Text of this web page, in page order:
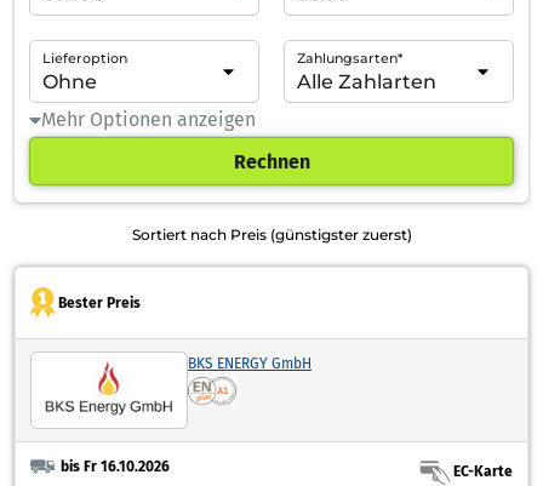
Lieferoption Zahlungsarten*
Mehr Optionen anzeigen
Rechnen
Sortiert nach Preis (günstigster zuerst)
Bester Preis
BKS ENERGY GmbH
bis Fr 16.10.2026
EC-Karte